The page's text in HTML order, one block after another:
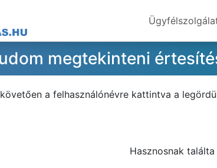
megtekinteni
a felhasználónévre kattintva a
Hasznosnak